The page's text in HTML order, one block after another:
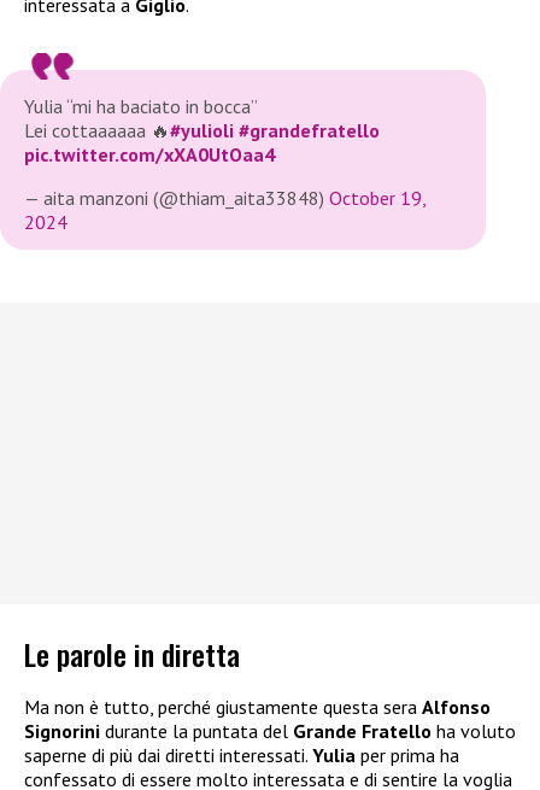
interessata a Giglio.
Yulia “mi ha baciato in bocca”
Lei cottaaaaaa 🔥#yulioli #grandefratello
pic.twitter.com/xXA0UtOaa4
— aita manzoni (@thiam_aita33848) October 19,
2024
Le parole in diretta
Ma non è tutto, perché giustamente questa sera Alfonso
Signorini durante la puntata del Grande Fratello ha voluto
saperne di più dai diretti interessati. Yulia per prima ha
confessato di essere molto interessata e di sentire la voglia